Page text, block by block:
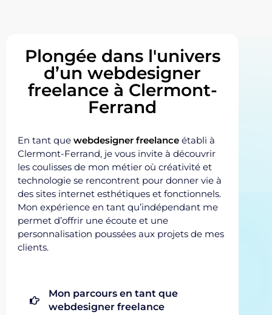
Plongée dans l'univers
d’un webdesigner
freelance à Clermont-
Ferrand
En tant quewebdesigner freelance établi à
Clermont-Ferrand, je vous invite à découvrir
les coulisses de mon métier où créativité et
technologie se rencontrent pour donner vie à
des sites internet esthétiques et fonctionnels.
Mon expérience en tant qu’indépendant me
permet d’offrir une écoute et une
personnalisation poussées aux projets de mes
clients.
Mon parcours en tant que
webdesigner freelance